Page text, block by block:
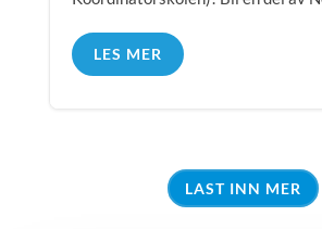
LES MER
LAST INN MER